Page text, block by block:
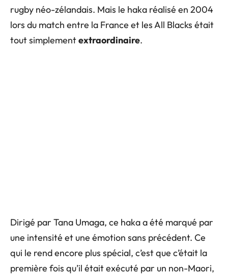
rugby néo-zélandais. Mais le haka réalisé en 2004
lors du match entre la France et les All Blacks était
tout simplementextraordinaire.
Dirigé par Tana Umaga, ce haka a été marqué par
une intensité et une émotion sans précédent. Ce
qui le rend encore plus spécial, c’est que c’était la
première fois qu’il était exécuté par un non-Maori,